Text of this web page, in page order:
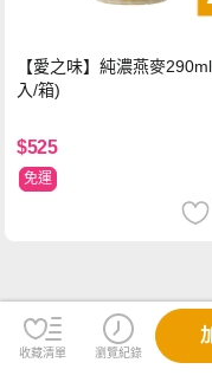
【愛之味】純濃燕麥
入/箱)
$525
免運
收藏清單 瀏覽紀錄